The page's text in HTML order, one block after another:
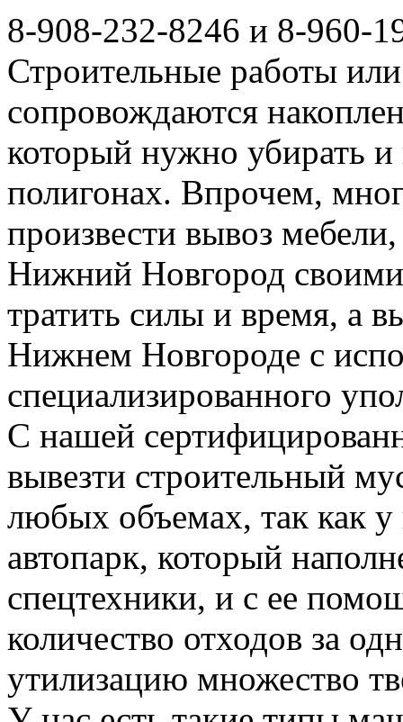
8-908-232-8246 и 8-960-
Строительные работы
сопровождаются
который нужно убирать
полигонах. Впрочем,
произвести вывоз
Нижний Новгород
тратить силы и время, а
Нижнем Новгороде с
специализированного
С нашей
вывезти строительный
любых объемах, так как
автопарк, который
спецтехники, и с ее
количество отходов за
утилизацию множество